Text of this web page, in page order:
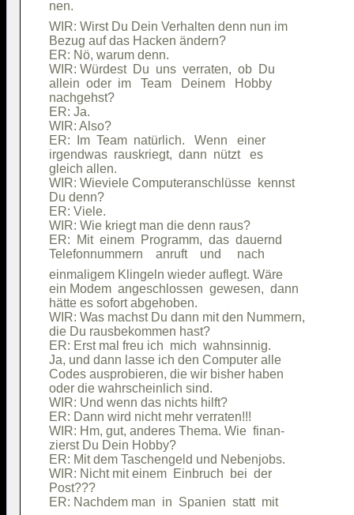
WIR: Wirst Du Dein Verhalten denn nun im
Bezug auf das Hacken ändern?
ER: Nö, warum denn.
WIR: Würdest  Du  uns  verraten,  ob  Du
allein  oder  im   Team   Deinem   Hobby
nachgehst?
ER: Ja.
WIR: Also?
ER:  Im  Team  natürlich.   Wenn   einer
irgendwas  rauskriegt,  dann  nützt   es
gleich allen.
WIR: Wieviele Computeranschlüsse  kennst
Du denn?
ER: Viele.
WIR: Wie kriegt man die denn raus?
ER:  Mit  einem  Programm,  das  dauernd
einmaligem Klingeln wieder auflegt. Wäre
ein Modem  angeschlossen  gewesen,  dann
hätte es sofort abgehoben.
WIR: Was machst Du dann mit den Nummern,
die Du rausbekommen hast?
ER: Erst mal freu ich  mich  wahnsinnig.
Ja, und dann lasse ich den Computer alle
Codes ausprobieren, die wir bisher haben
oder die wahrscheinlich sind.
WIR: Und wenn das nichts hilft?
ER: Dann wird nicht mehr verraten!!!
WIR: Hm, gut, anderes Thema. Wie  finan-
zierst Du Dein Hobby?
ER: Mit dem Taschengeld und Nebenjobs.
WIR: Nicht mit einem  Einbruch  bei  der
Post???